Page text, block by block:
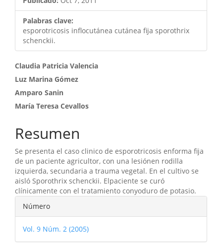
Palabras clave:
esporotricosis inflocutánea cutánea fija sporothrix
schenckii.
Contenido
principal
del
Claudia Patricia Valencia
Luz Marina Gómez
Amparo Sanin
María Teresa Cevallos
Resumen
Se presenta el caso clinico de esporotricosis enforma fija
de un paciente agricultor, con una lesiónen rodilla
izquierda, secundaria a trauma vegetal. En el cultivo se
aisló Sporothrix schenckii. Elpaciente se curó
clínicamente con el tratamiento conyoduro de potasio.
Detalles
del
artículo
Número
Vol. 9 Núm. 2 (2005)